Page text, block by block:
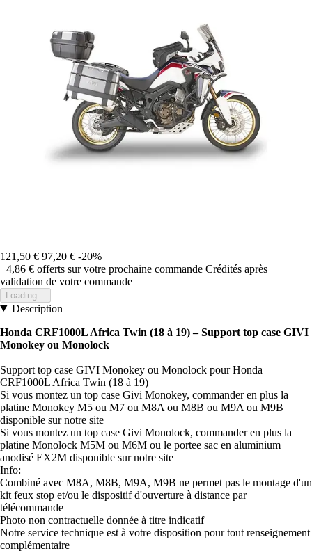
121,50 € 97,20 € -20%
+4,86 € offerts sur votre prochaine commande Crédités après
validation de votre commande
Loading...
Description
Honda CRF1000L Africa Twin (18 à 19) – Support top case GIVI
Monokey ou Monolock
Support top case GIVI Monokey ou Monolock pour Honda
CRF1000L Africa Twin (18 à 19)
Si vous montez un top case Givi Monokey, commander en plus la
platine Monokey M5 ou M7 ou M8A ou M8B ou M9A ou M9B
disponible sur notre site
Si vous montez un top case Givi Monolock, commander en plus la
platine Monolock M5M ou M6M ou le portee sac en aluminium
anodisé EX2M disponible sur notre site
Info:
Combiné avec M8A, M8B, M9A, M9B ne permet pas le montage d'un
kit feux stop et/ou le dispositif d'ouverture à distance par
télécommande
Photo non contractuelle donnée à titre indicatif
Notre service technique est à votre disposition pour tout renseignement
complémentaire